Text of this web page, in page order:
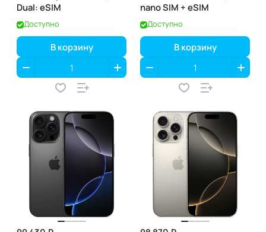
Dual: eSIM
Доступно
В корзину
nano SIM + eSIM
Доступно
В корзину